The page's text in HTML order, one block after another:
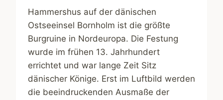
Hammershus auf der dänischen
Ostseeinsel Bornholm ist die größte
Burgruine in Nordeuropa. Die Festung
wurde im frühen 13. Jahrhundert
errichtet und war lange Zeit Sitz
dänischer Könige. Erst im Luftbild werden
die beeindruckenden Ausmaße der